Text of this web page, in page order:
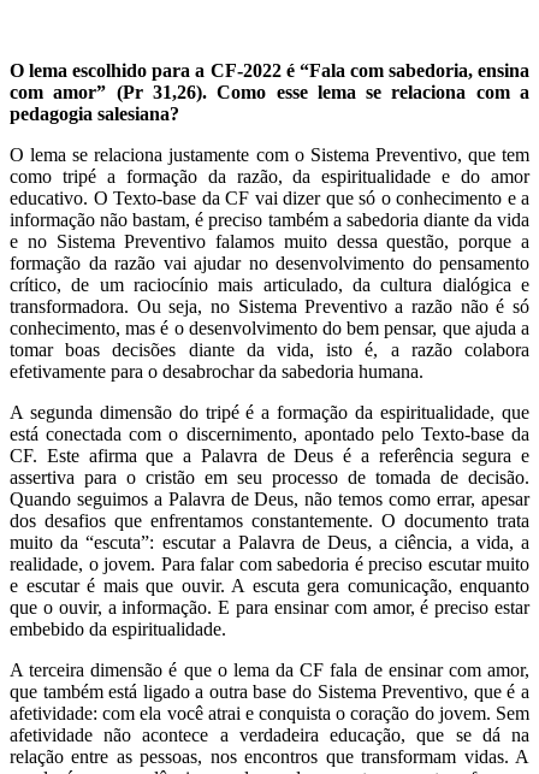
O lema escolhido para a CF-2022 é “Fala com sabedoria, ensina
com amor” (Pr 31,26). Como esse lema se relaciona com a
pedagogia salesiana?
O lema se relaciona justamente com o Sistema Preventivo, que tem
como tripé a formação da razão, da espiritualidade e do amor
educativo. O Texto-base da CF vai dizer que só o conhecimento e a
informação não bastam, é preciso também a sabedoria diante da vida
e no Sistema Preventivo falamos muito dessa questão, porque a
formação da razão vai ajudar no desenvolvimento do pensamento
crítico, de um raciocínio mais articulado, da cultura dialógica e
transformadora. Ou seja, no Sistema Preventivo a razão não é só
conhecimento, mas é o desenvolvimento do bem pensar, que ajuda a
tomar boas decisões diante da vida, isto é, a razão colabora
efetivamente para o desabrochar da sabedoria humana.
A segunda dimensão do tripé é a formação da espiritualidade, que
está conectada com o discernimento, apontado pelo Texto-base da
CF. Este afirma que a Palavra de Deus é a referência segura e
assertiva para o cristão em seu processo de tomada de decisão.
Quando seguimos a Palavra de Deus, não temos como errar, apesar
dos desafios que enfrentamos constantemente. O documento trata
muito da “escuta”: escutar a Palavra de Deus, a ciência, a vida, a
realidade, o jovem. Para falar com sabedoria é preciso escutar muito
e escutar é mais que ouvir. A escuta gera comunicação, enquanto
que o ouvir, a informação. E para ensinar com amor, é preciso estar
embebido da espiritualidade.
A terceira dimensão é que o lema da CF fala de ensinar com amor,
que também está ligado a outra base do Sistema Preventivo, que é a
afetividade: com ela você atrai e conquista o coração do jovem. Sem
afetividade não acontece a verdadeira educação, que se dá na
relação entre as pessoas, nos encontros que transformam vidas. A